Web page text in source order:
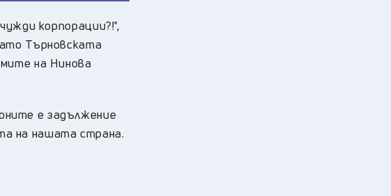
корпорации?!",
Търновската
на Нинова
е задължение
на нашата страна.